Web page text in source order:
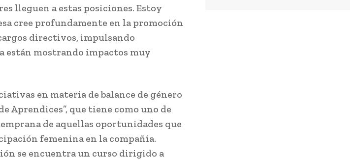
lleguen a estas posiciones. Estoy
cree profundamente en la promoción
directivos, impulsando
están mostrando impactos muy
en materia de balance de género
Aprendices”, que tiene como uno de
de aquellas oportunidades que
femenina en la compañía.
se encuentra un curso dirigido a